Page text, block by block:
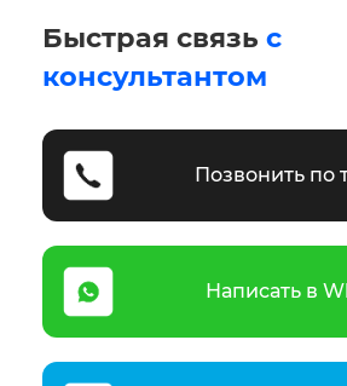
Быстрая связь с
консультантом
Позвонить по
Написать в